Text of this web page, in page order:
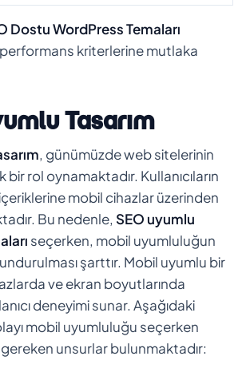
Dostu WordPress Temaları
performans kriterlerine mutlaka
Tasarım
, günümüzde web sitelerinin
bir rol oynamaktadır. Kullanıcıların
içeriklerine mobil cihazlar üzerinden
Bu nedenle, SEO uyumlu
seçerken, mobil uyumluluğun
şarttır. Mobil uyumlu bir
ve ekran boyutlarında
deneyimi sunar. Aşağıdaki
mobil uyumluluğu seçerken
unsurlar bulunmaktadır: